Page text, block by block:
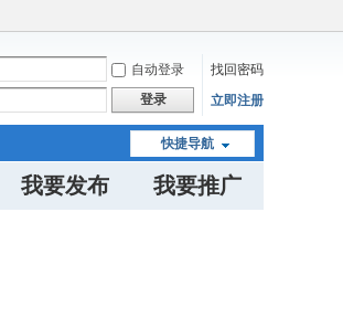
自动登录
找回密码
登录 立即注册
快捷导航
我要发布 我要推广